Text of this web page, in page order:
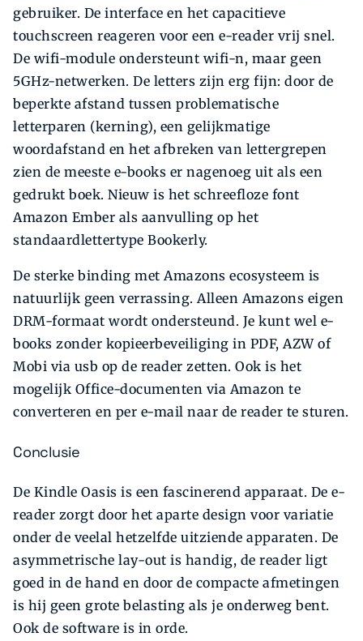
gebruiker. De interface en het capacitieve
touchscreen reageren voor een e-reader vrij snel.
De wifi-module ondersteunt wifi-n, maar geen
5GHz-netwerken. De letters zijn erg fijn: door de
beperkte afstand tussen problematische
letterparen (kerning), een gelijkmatige
woordafstand en het afbreken van lettergrepen
zien de meeste e-books er nagenoeg uit als een
gedrukt boek. Nieuw is het schreefloze font
Amazon Ember als aanvulling op het
standaardlettertype Bookerly.
De sterke binding met Amazons ecosysteem is
natuurlijk geen verrassing. Alleen Amazons eigen
DRM-formaat wordt ondersteund. Je kunt wel e-
books zonder kopieerbeveiliging in PDF, AZW of
Mobi via usb op de reader zetten. Ook is het
mogelijk Office-documenten via Amazon te
converteren en per e-mail naar de reader te sturen.
Conclusie
De Kindle Oasis is een fascinerend apparaat. De e-
reader zorgt door het aparte design voor variatie
onder de veelal hetzelfde uitziende apparaten. De
asymmetrische lay-out is handig, de reader ligt
goed in de hand en door de compacte afmetingen
is hij geen grote belasting als je onderweg bent.
Ook de software is in orde.